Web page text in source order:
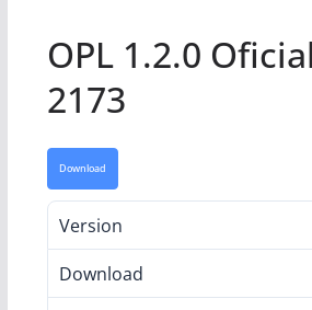
OPL 1.2.0
2173
Download
Version
Download